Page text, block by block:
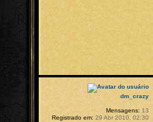
dm_crazy
Mensagens: 13
Registrado em: 29 Abr 2010, 02:30